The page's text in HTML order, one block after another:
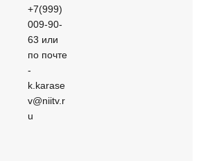
+7(999)
009-90-
63 или
по почте
-
k.karase
v@niitv.r
u